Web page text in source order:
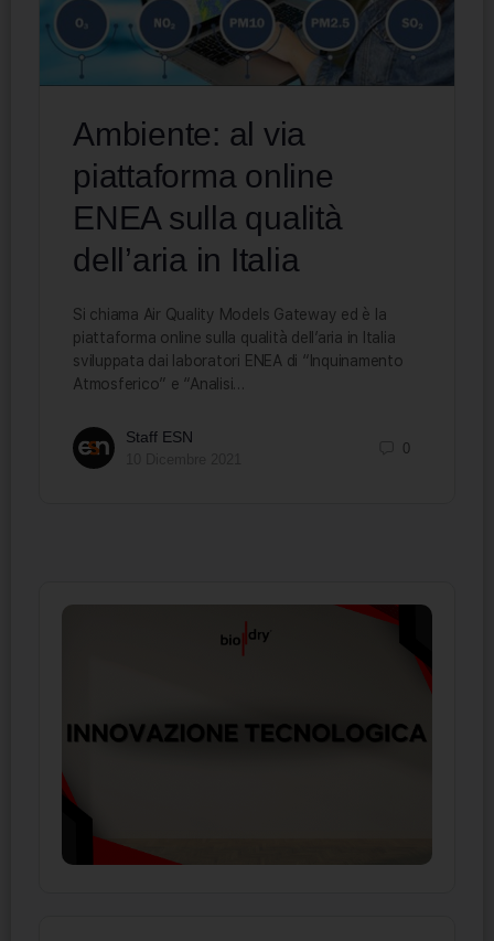
Ambiente: al via
piattaforma online
ENEA sulla qualità
dell’aria in Italia
Si chiama Air Quality Models Gateway ed è la
piattaforma online sulla qualità dell’aria in Italia
sviluppata dai laboratori ENEA di “Inquinamento
Atmosferico” e “Analisi…
Staff ESN
0